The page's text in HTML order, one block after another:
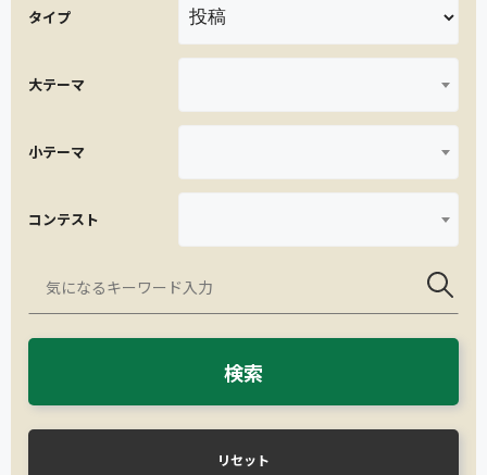
タイプ
大テーマ
小テーマ
コンテスト
検索
リセット